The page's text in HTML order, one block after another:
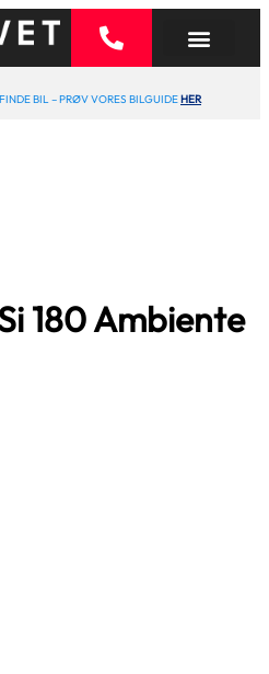
BIL – PRØV VORES BILGUIDEHER
180 Ambiente